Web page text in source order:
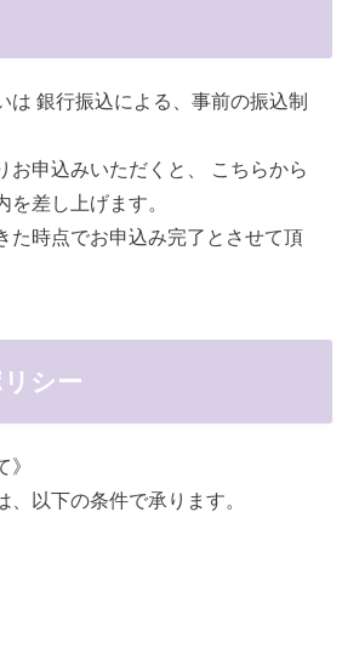
は 銀行振込による、事前の振込制
お申込みいただくと、 こちらから
を差し上げます。
た時点でお申込み完了とさせて頂
シー
》
、以下の条件で承ります。